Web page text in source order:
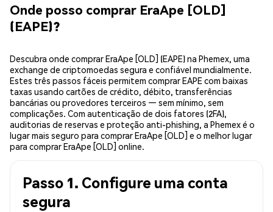
Onde posso comprar EraApe [OLD]
(EAPE)?
Descubra onde comprar EraApe [OLD] (EAPE) na Phemex, uma
exchange de criptomoedas segura e confiável mundialmente.
Estes três passos fáceis permitem comprar EAPE com baixas
taxas usando cartões de crédito, débito, transferências
bancárias ou provedores terceiros — sem mínimo, sem
complicações. Com autenticação de dois fatores (2FA),
auditorias de reservas e proteção anti-phishing, a Phemex é o
lugar mais seguro para comprar EraApe [OLD] e o melhor lugar
para comprar EraApe [OLD] online.
Passo 1. Configure uma conta
segura